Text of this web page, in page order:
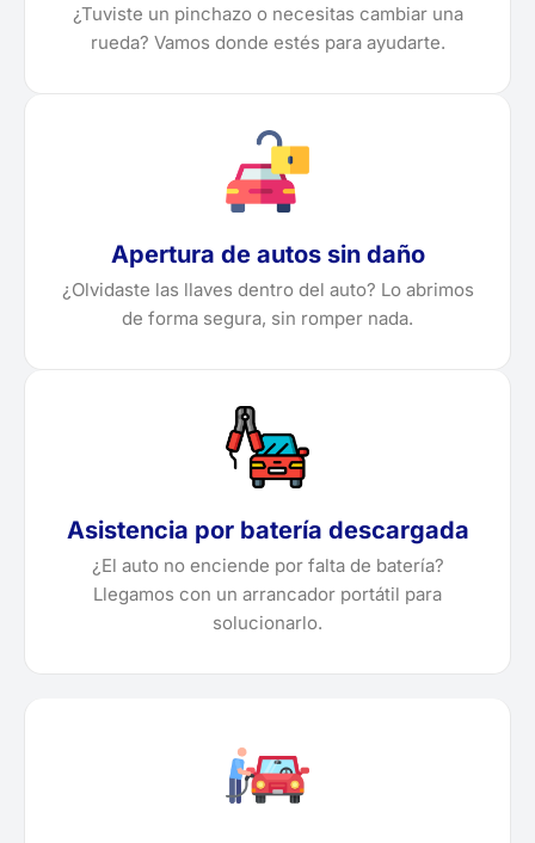
¿Tuviste un pinchazo o necesitas cambiar una
rueda? Vamos donde estés para ayudarte.
Apertura de autos sin daño
¿Olvidaste las llaves dentro del auto? Lo abrimos
de forma segura, sin romper nada.
Asistencia por batería descargada
¿El auto no enciende por falta de batería?
Llegamos con un arrancador portátil para
solucionarlo.